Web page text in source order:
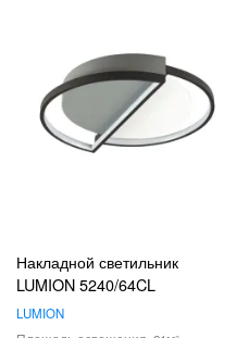
Накладной светильник
LUMION 5240/64CL
LUMION